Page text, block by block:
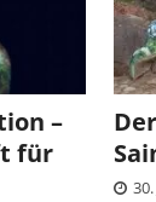
–
für